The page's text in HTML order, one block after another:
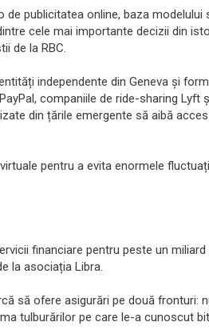
publicitatea online, baza modelului
cele mai importante decizii din
de la RBC.
independente din Geneva și
companiile de ride-sharing Lyft
din țările emergente să aibă
pentru a evita enormele
financiare pentru peste un miliard
la asociația Libra.
să ofere asigurări pe două fronturi:
tulburărilor pe care le-a cunoscut